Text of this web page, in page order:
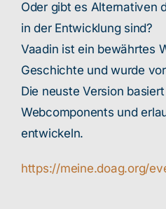
Oder gibt es Alternativen
in der Entwicklung sind?
Vaadin ist ein bewährtes
Geschichte und wurde
Die neuste Version
Webcomponents und
entwickeln.
https://meine.doag.org/